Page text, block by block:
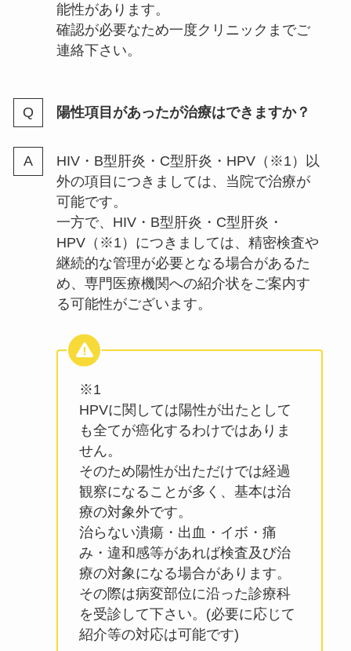
能性があります。
確認が必要なため一度クリニックまでご
連絡下さい。
陽性項目があったが治療はできますか？
HIV・B型肝炎・C型肝炎・HPV（※1）以
外の項目につきましては、当院で治療が
可能です。
一方で、HIV・B型肝炎・C型肝炎・
HPV（※1）につきましては、精密検査や
継続的な管理が必要となる場合があるた
め、専門医療機関への紹介状をご案内す
る可能性がございます。
※1
HPVに関しては陽性が出たとして
も全てが癌化するわけではありま
せん。
そのため陽性が出ただけでは経過
観察になることが多く、基本は治
療の対象外です。
治らない潰瘍・出血・イボ・痛
み・違和感等があれば検査及び治
療の対象になる場合があります。
その際は病変部位に沿った診療科
を受診して下さい。(必要に応じて
紹介等の対応は可能です)